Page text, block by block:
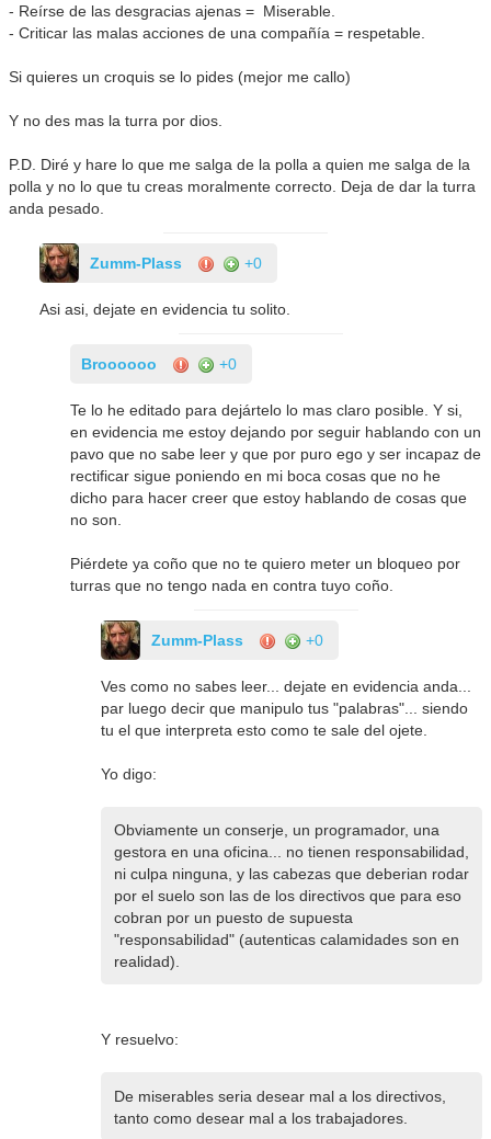
- Reírse de las desgracias ajenas = Miserable.
- Criticar las malas acciones de una compañía = respetable.
Si quieres un croquis se lo pides (mejor me callo)
Y no des mas la turra por dios.
P.D. Diré y hare lo que me salga de la polla a quien me salga de la
polla y no lo que tu creas moralmente correcto. Deja de dar la turra
anda pesado.
Zumm-Plass +0
Asi asi, dejate en evidencia tu solito.
Broooooo +0
Te lo he editado para dejártelo lo mas claro posible. Y si,
en evidencia me estoy dejando por seguir hablando con un
pavo que no sabe leer y que por puro ego y ser incapaz de
rectificar sigue poniendo en mi boca cosas que no he
dicho para hacer creer que estoy hablando de cosas que
no son.
Piérdete ya coño que no te quiero meter un bloqueo por
turras que no tengo nada en contra tuyo coño.
Zumm-Plass +0
Ves como no sabes leer... dejate en evidencia anda...
par luego decir que manipulo tus "palabras"... siendo
tu el que interpreta esto como te sale del ojete.
Yo digo:
Obviamente un conserje, un programador, una
gestora en una oficina... no tienen responsabilidad,
ni culpa ninguna, y las cabezas que deberian rodar
por el suelo son las de los directivos que para eso
cobran por un puesto de supuesta
"responsabilidad" (autenticas calamidades son en
realidad).
Y resuelvo:
De miserables seria desear mal a los directivos,
tanto como desear mal a los trabajadores.